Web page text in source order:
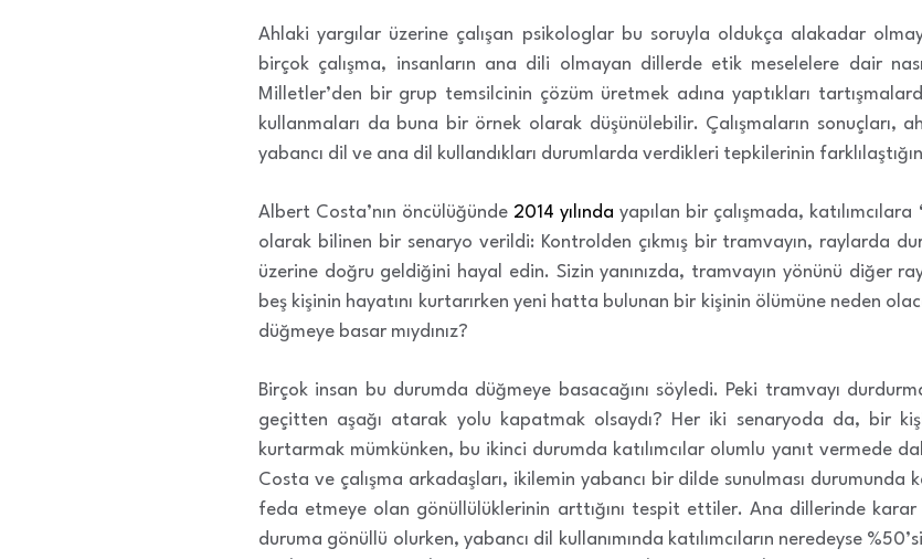
Ahlaki yargılar üzerine çalışan psikologlar bu soruyla oldukça alakadar
birçok çalışma, insanların ana dili olmayan dillerde etik meselelere dair
Milletler’den bir grup temsilcinin çözüm üretmek adına yaptıkları
kullanmaları da buna bir örnek olarak düşünülebilir. Çalışmaların sonuçları,
yabancı dil ve ana dil kullandıkları durumlarda verdikleri tepkilerinin
Albert Costa’nın öncülüğünde 2014 yılında yapılan bir çalışmada, katılımcılara
olarak bilinen bir senaryo verildi: Kontrolden çıkmış bir tramvayın, raylarda
üzerine doğru geldiğini hayal edin. Sizin yanınızda, tramvayın yönünü diğer
beş kişinin hayatını kurtarırken yeni hatta bulunan bir kişinin ölümüne neden
düğmeye basar mıydınız?
Birçok insan bu durumda düğmeye basacağını söyledi. Peki tramvayı
geçitten aşağı atarak yolu kapatmak olsaydı? Her iki senaryoda da, bir
kurtarmak mümkünken, bu ikinci durumda katılımcılar olumlu yanıt vermede
Costa ve çalışma arkadaşları, ikilemin yabancı bir dilde sunulması durumunda
feda etmeye olan gönüllülüklerinin arttığını tespit ettiler. Ana dillerinde
duruma gönüllü olurken, yabancı dil kullanımında katılımcıların neredeyse